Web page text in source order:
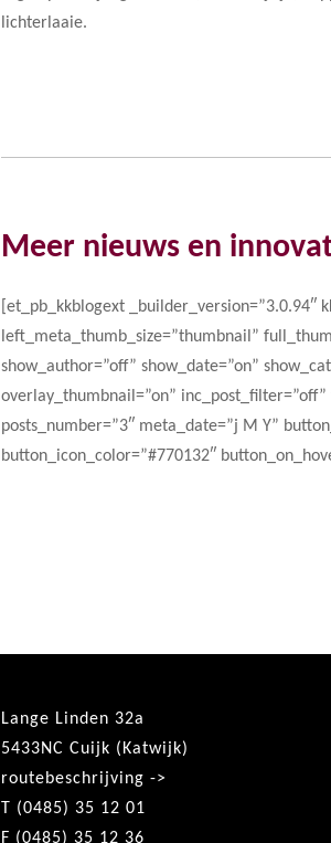
lichterlaaie.
Meer nieuws en
[et_pb_kkblogext
left_meta_thumb_size=”thumbnail”
show_author=”off” show_date=”on”
overlay_thumbnail=”on”
posts_number=”3″ meta_date=”j M Y”
button_icon_color=”#770132″
Lange Linden 32a
5433NC Cuijk (Katwijk)
routebeschrijving ->
T (0485) 35 12 01
F (0485) 35 12 36